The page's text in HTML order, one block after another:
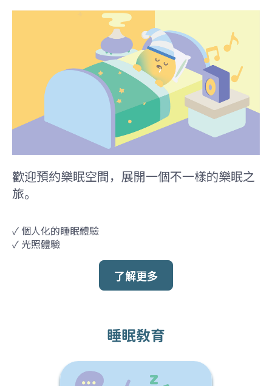
歡迎預約樂眠空間，展開一個不一樣的樂眠之
旅。
✓ 個人化的睡眠體驗
✓ 光照體驗
了解更多
睡眠教育